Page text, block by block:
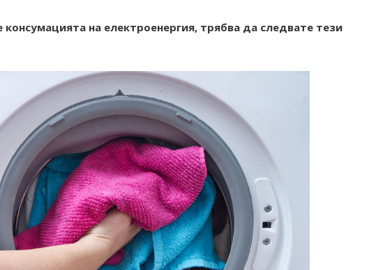
на електроенергия, трябва да следвате тези